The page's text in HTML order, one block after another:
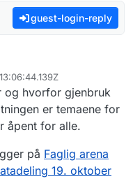
guest-login-reply
og hvorfor gjenbruk
er temaene for
åpent for alle.
på Faglig arena
19. oktober